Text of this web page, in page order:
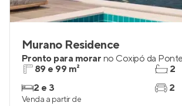
Murano Residence
Pronto para morar no Coxipó da Ponte
89 e 99 m²
2 e 3
2
2
Venda a partir de